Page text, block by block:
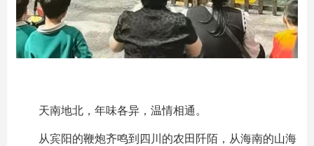
天南地北，年味各异，温情相通。
从宾阳的鞭炮齐鸣到四川的农田阡陌，从海南的山海